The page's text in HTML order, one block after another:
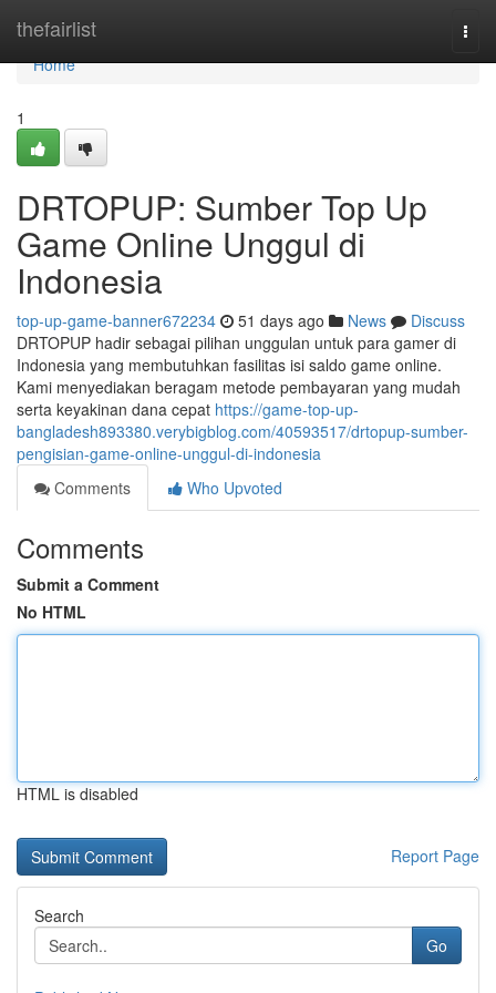
thefairlist
Home
Home
1
DRTOPUP: Sumber Top Up
Game Online Unggul di
Indonesia
top-up-game-banner672234 51 days ago News
Discuss
DRTOPUP hadir sebagai pilihan unggulan untuk para gamer di
Indonesia yang membutuhkan fasilitas isi saldo game online.
Kami menyediakan beragam metode pembayaran yang mudah
serta keyakinan dana cepat https://game-top-up-
bangladesh893380.verybigblog.com/40593517/drtopup-sumber-
pengisian-game-online-unggul-di-indonesia
Comments
Who Upvoted
Comments
Submit a Comment
No HTML
HTML is disabled
Report Page
Search
Go